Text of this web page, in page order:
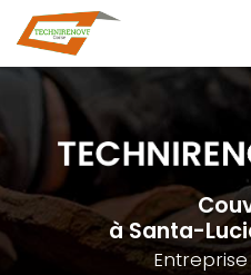
au
contenu
principal
à Santa-